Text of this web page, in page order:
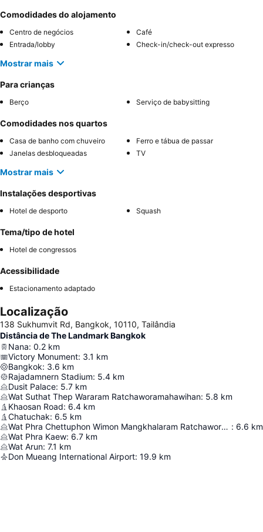
Comodidades do alojamento
Centro de negócios
Café
Entrada/lobby
Check-in/check-out expresso
Mostrar mais
Para crianças
Berço Serviço de babysitting
Comodidades nos quartos
Casa de banho com chuveiro
Ferro e tábua de passar
Janelas desbloqueadas
TV
Mostrar mais
Instalações desportivas
Hotel de desporto Squash
Tema/tipo de hotel
Hotel de congressos
Acessibilidade
Estacionamento adaptado
Localização
138 Sukhumvit Rd, Bangkok, 10110, Tailândia
Distância de The Landmark Bangkok
Nana: 0.2 km
Victory Monument: 3.1 km
Bangkok: 3.6 km
Rajadamnern Stadium: 5.4 km
Dusit Palace: 5.7 km
Wat Suthat Thep Wararam Ratchaworamahawihan: 5.8 km
Khaosan Road: 6.4 km
Chatuchak: 6.5 km
Wat Phra Chettuphon Wimon Mangkhalaram Ratchaworamahawihan : 6.6 km
Wat Phra Kaew: 6.7 km
Wat Arun: 7.1 km
Don Mueang International Airport: 19.9 km